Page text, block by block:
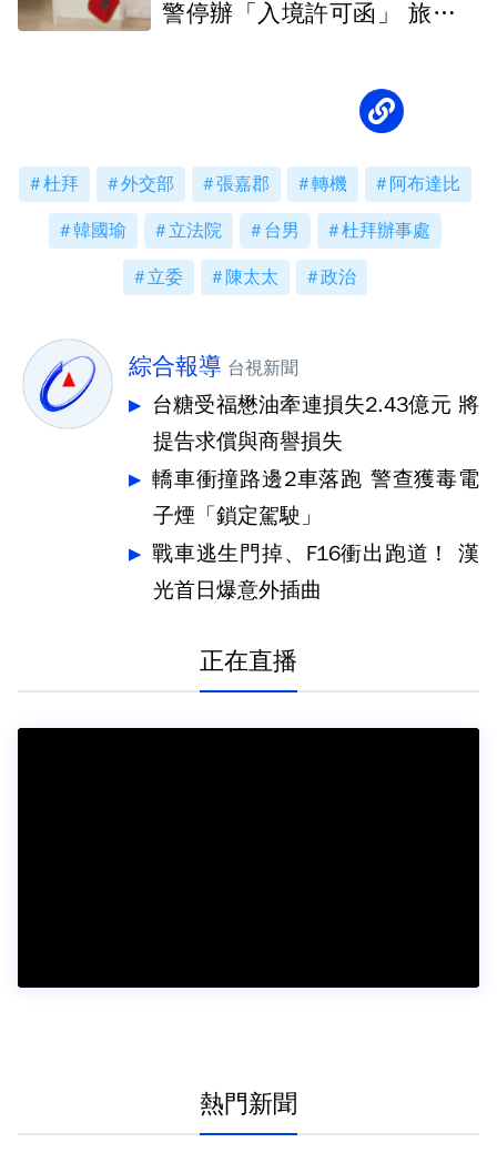
警停辦「入境許可函」 旅行社
杜拜 外交部 張嘉郡 轉機 阿布達比
韓國瑜 立法院 台男 杜拜辦事處
立委 陳太太 政治
綜合報導 台視新聞
台糖受福懋油牽連損失2.43億元 將
提告求償與商譽損失
轎車衝撞路邊2車落跑 警查獲毒電
子煙「鎖定駕駛」
戰車逃生門掉、F16衝出跑道！ 漢
光首日爆意外插曲
正在直播
熱門新聞